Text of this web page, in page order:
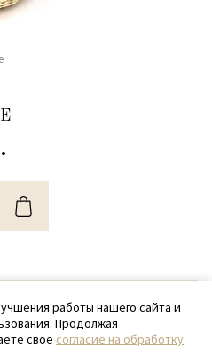
SamPack
699-97-87
работы нашего сайта и
Продолжая
своё согласие на обработку